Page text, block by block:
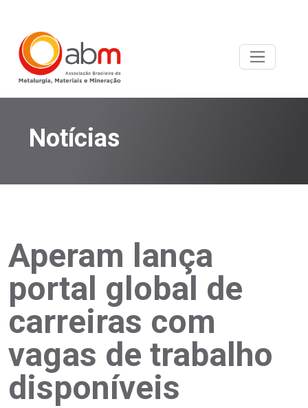
Notícias
Aperam lança
portal global de
carreiras com
vagas de trabalho
disponíveis